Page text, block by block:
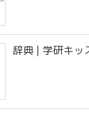
辞典 | 学研キッ